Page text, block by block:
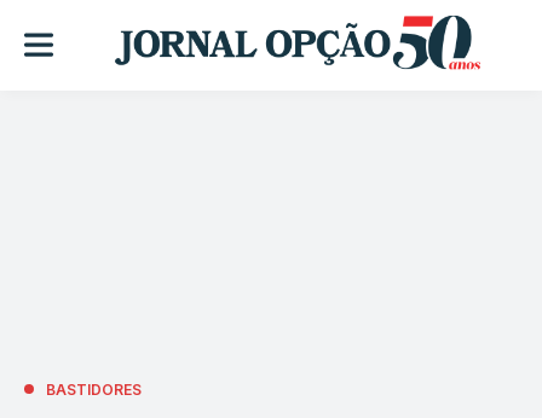
BASTIDORES